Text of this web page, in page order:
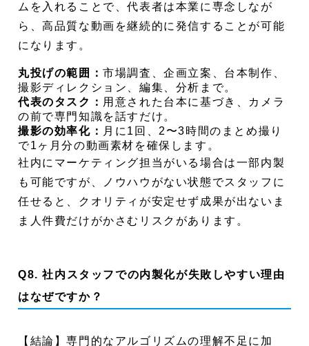
ムを入れることで、代表者は本業に専念しなが
ら、高品質な動画を継続的に発信することが可能
になります。
丸投げの範囲：市場調査、企画立案、台本制作、
撮影ディレクション、編集、分析まで。
代表のタスク： 用意された台本に基づき、カメラ
の前で専門知識を話すだけ。
撮影の効率化： 月に1回、2〜3時間のまとめ撮り
で1ヶ月分の動画素材を確保します。
社内にマーケティング担当がいる場合は一部内製
も可能ですが、ノウハウがない状態でスタッフに
任せると、クオリティが安定せず成果が出ないま
ま人件費だけがかさむリスクがあります。
Q8. 社内スタッフでの内製化が失敗しやすい理由
はなぜですか？
【結論】専門的なアルゴリズムの理解不足に加